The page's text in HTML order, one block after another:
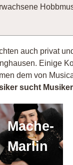
auch privat
Einige
dem von
sucht Musiker
Mache-
Marlin